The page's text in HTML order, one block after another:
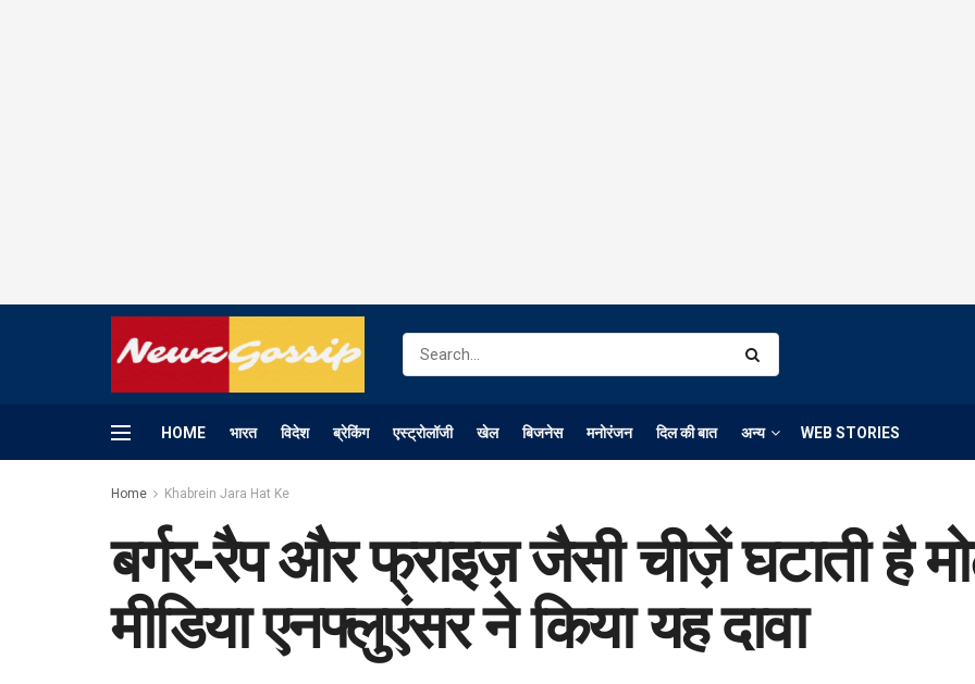
HOME भारत विदेश ब्रेकिंग एस्ट्रोलॉजी खेल बिजनेस मनोरंजन दिल की बात अन्य WEB STORIES
Home Khabrein Jara Hat Ke
बर्गर-रैप और फ्राइज़ जैसी चीज़ें घटाती है
मीडिया एनफ्लुएंसर ने किया यह दावा